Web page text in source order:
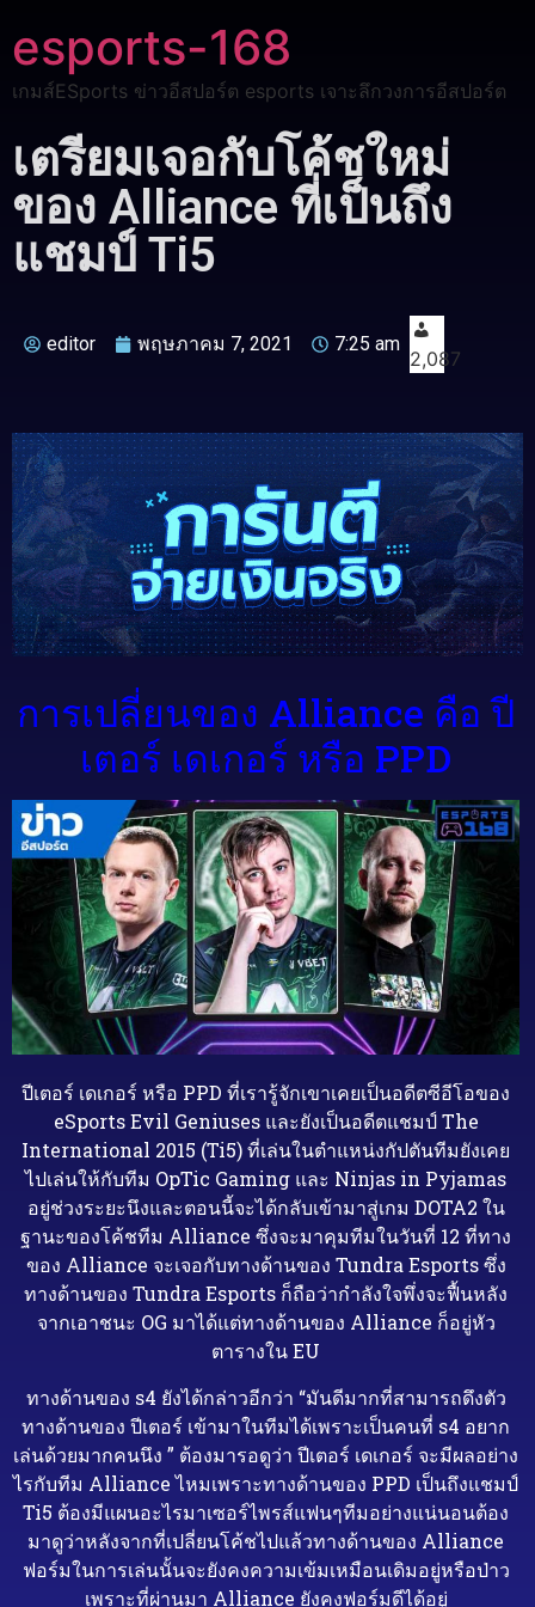
esports-168
เกมส์ESports ข่าวอีสปอร์ต esports เจาะลึกวงการอีสปอร์ต
เตรียมเจอกับโค้ชใหม่
ของ Alliance ที่เป็นถึง
แชมป์ Ti5
editor พฤษภาคม 7, 2021 7:25 am
2,087
การเปลี่ยนของ Alliance คือ ปี
เตอร์ เดเกอร์ หรือ PPD
ปีเตอร์ เดเกอร์ หรือ PPD ที่เรารู้จักเขาเคยเป็นอดีตซีอีโอของ
eSports Evil Geniuses และยังเป็นอดีตแชมป์ The
International 2015 (Ti5) ที่เล่นในตำแหน่งกัปตันทีมยังเคย
ไปเล่นให้กับทีม OpTic Gaming และ Ninjas in Pyjamas
อยู่ช่วงระยะนึงและตอนนี้จะได้กลับเข้ามาสู่เกม DOTA2 ใน
ฐานะของโค้ชทีม Alliance ซึ่งจะมาคุมทีมในวันที่ 12 ที่ทาง
ของ Alliance จะเจอกับทางด้านของ Tundra Esports ซึ่ง
ทางด้านของ Tundra Esports ก็ถือว่ากำลังใจพึ่งจะฟื้นหลัง
จากเอาชนะ OG มาได้แต่ทางด้านของ Alliance ก็อยู่หัว
ตารางใน EU
ทางด้านของ s4 ยังได้กล่าวอีกว่า “มันดีมากที่สามารถดึงตัว
ทางด้านของ ปีเตอร์ เข้ามาในทีมได้เพราะเป็นคนที่ s4 อยาก
เล่นด้วยมากคนนึง ” ต้องมารอดูว่า ปีเตอร์ เดเกอร์ จะมีผลอย่าง
ไรกับทีม Alliance ไหมเพราะทางด้านของ PPD เป็นถึงแชมป์
Ti5 ต้องมีแผนอะไรมาเซอร์ไพรส์แฟนๆทีมอย่างแน่นอนต้อง
มาดูว่าหลังจากที่เปลี่ยนโค้ชไปแล้วทางด้านของ Alliance
ฟอร์มในการเล่นนั้นจะยังคงความเข้มเหมือนเดิมอยู่หรือป่าว
เพราะที่ผ่านมา Alliance ยังคงฟอร์มดีได้อยู่